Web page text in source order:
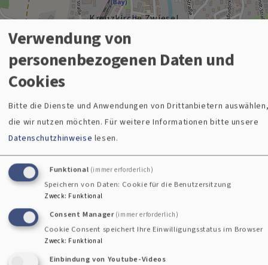
Kreuzkirche Zwiesel
Veranstaltun
gen
Gottesdienst
Evang.-Luth. Pfarramt Zwiesel
Kreuzkirche
Gemeindefin
der
Zu welcher
Kirchengemeinde Sie
leicht hier herausfinden.
Verwendung von
personenbezogenen Daten und
Cookies
Bitte die Dienste und Anwendungen von Drittanbietern
die wir nutzen möchten.Für weitere Informationen bitte unsere
Datenschutzhinweise lesen.
Funktional (immer erforderlich)
Speichern von Daten: Cookie für die Benutzersitzung
Zweck: Funktional
Consent Manager (immer erforderlich)
Cookie Consent speichert Ihre Einwilligungsstatus im Browser
Zweck: Funktional
Einbindung von Youtube-Videos